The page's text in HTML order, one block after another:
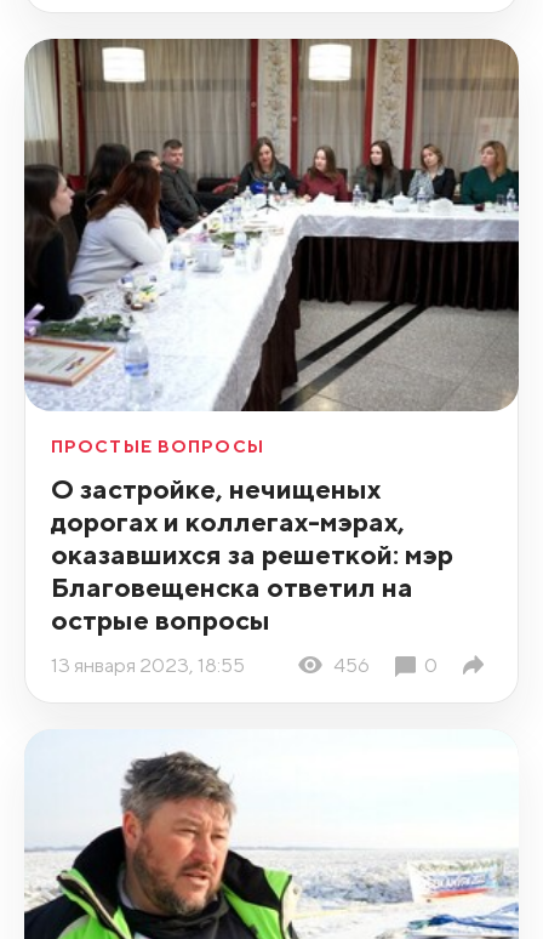
ПРОСТЫЕ ВОПРОСЫ
О застройке, нечищеных
дорогах и коллегах-мэрах,
оказавшихся за решеткой: мэр
Благовещенска ответил на
острые вопросы
13 января 2023, 18:55 456 0